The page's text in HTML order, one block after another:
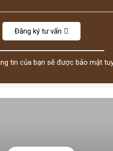
Đăng ký tư vấn
tin của bạn sẽ được bảo mật